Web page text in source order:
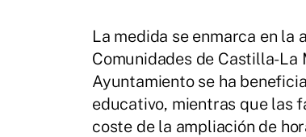
La medida se enmarca en
Comunidades de Castilla-La
Ayuntamiento se ha
educativo, mientras que las
coste de la ampliación de